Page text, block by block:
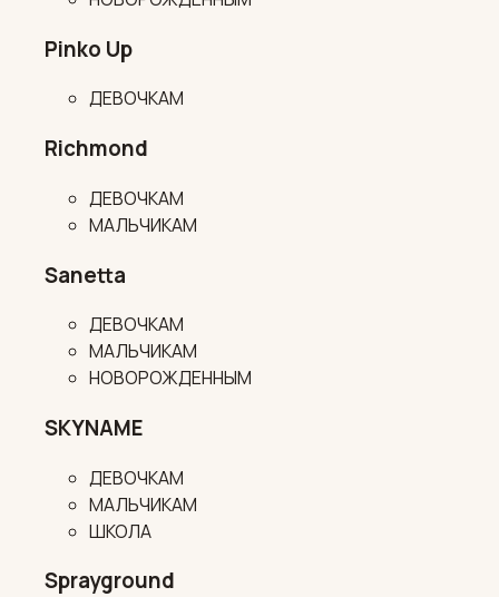
Pinko Up
ДЕВОЧКАМ
Richmond
ДЕВОЧКАМ
МАЛЬЧИКАМ
Sanetta
ДЕВОЧКАМ
МАЛЬЧИКАМ
НОВОРОЖДЕННЫМ
SKYNAME
ДЕВОЧКАМ
МАЛЬЧИКАМ
ШКОЛА
Sprayground